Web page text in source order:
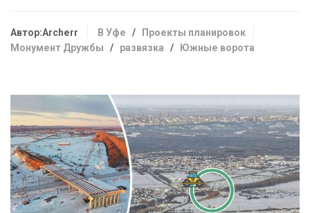
Автор:Archerr В Уфе /
Проекты планировок
Монумент Дружбы / развязка / Южные ворота